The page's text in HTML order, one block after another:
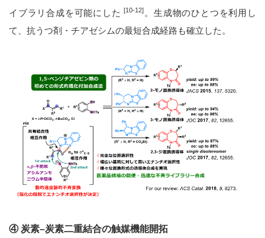
イブラリ合成を可能にした[10-12] 。生成物のひとつを利用し
て、抗うつ剤・チアゼシムの最短合成経路も確立した。
④ 炭素–炭素二重結合の触媒機能開拓